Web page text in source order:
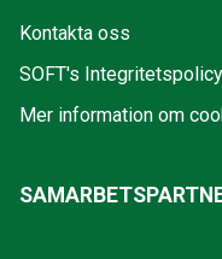
Kontakta oss
SOFT's Integritetspolicy
Mer information om